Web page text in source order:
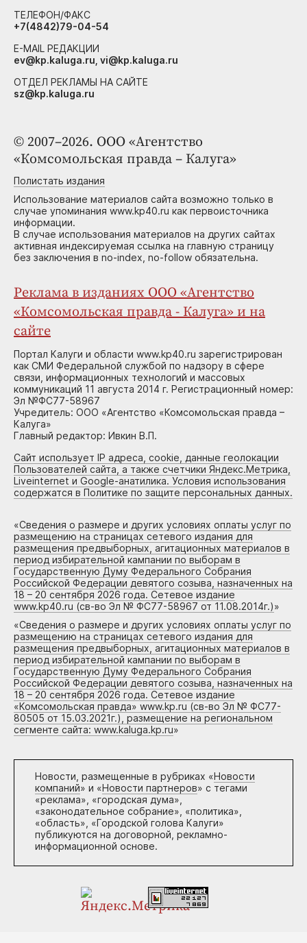
© 2007–2026. ООО «Агентство
«Комсомольская правда – Калуга»
Полистать издания
Использование материалов сайта возможно только в
случае упоминания www.kp40.ru как первоисточника
информации.
В случае использования материалов на других сайтах
активная индексируемая ссылка на главную страницу
без заключения в no-index, no-follow обязательна.
Реклама в изданиях ООО «Агентство
«Комсомольская правда - Калуга» и на
сайте
Портал Калуги и области www.kp40.ru зарегистрирован
как СМИ Федеральной службой по надзору в сфере
связи, информационных технологий и массовых
коммуникаций 11 августа 2014 г. Регистрационный номер:
Эл №ФС77-58967
Учредитель: ООО «Агентство «Комсомольская правда –
Калуга»
Главный редактор: Ивкин В.П.
Сайт использует IP адреса, cookie, данные геолокации
Пользователей сайта, а также счетчики Яндекс.Метрика,
Liveinternet и Google-анатилика. Условия использования
содержатся в Политике по защите персональных данных.
«Сведения о размере и других условиях оплаты услуг по
размещению на страницах сетевого издания для
размещения предвыборных, агитационных материалов в
период избирательной кампании по выборам в
Государственную Думу Федерального Собрания
Российской Федерации девятого созыва, назначенных на
18 – 20 сентября 2026 года. Сетевое издание
www.kp40.ru (св-во Эл № ФС77-58967 от 11.08.2014г.)»
«Сведения о размере и других условиях оплаты услуг по
размещению на страницах сетевого издания для
размещения предвыборных, агитационных материалов в
период избирательной кампании по выборам в
Государственную Думу Федерального Собрания
Российской Федерации девятого созыва, назначенных на
18 – 20 сентября 2026 года. Сетевое издание
«Комсомольская правда» www.kp.ru (св-во Эл № ФС77-
80505 от 15.03.2021г.), размещение на региональном
сегменте сайта: www.kaluga.kp.ru»
Новости, размещенные в рубриках «Новости
компаний» и «Новости партнеров» с тегами
«реклама», «городская дума»,
«законодательное собрание», «политика»,
«область», «Городской голова Калуги»
публикуются на договорной, рекламно-
информационной основе.
ТЕЛЕФОН/ФАКС
+7(4842)79-04-54
E-MAIL РЕДАКЦИИ
ev@kp.kaluga.ru, vi@kp.kaluga.ru
ОТДЕЛ РЕКЛАМЫ НА САЙТЕ
sz@kp.kaluga.ru